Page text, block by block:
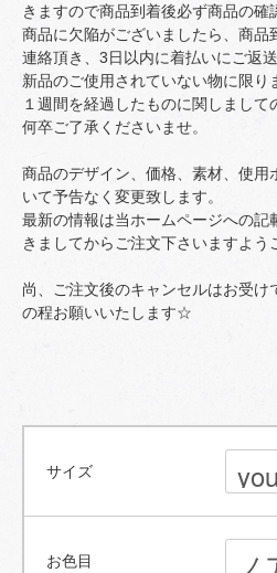
きますので商品到着後必ず商品の確
商品に欠陥がございましたら、商品
連絡頂き、3日以内に着払いにご返送
新品のご使用されていない物に限り
１週間を経過したものに関しまし
何卒ご了承くださいませ。
商品のデザイン、価格、素材、使用
いて予告なく変更致します。
最新の情報は当ホームページへの記
きましてからご注文下さいますよう
尚、ご注文後のキャンセルはお受け
の程お願いいたします☆
サイズ
お色目